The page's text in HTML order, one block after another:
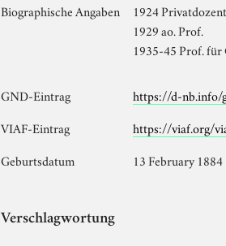
Biographische Angaben
1924 Privatdozent
1929 ao. Prof.
1935-45 Prof.
GND-Eintrag
https://d-nb.info/
VIAF-Eintrag
https://viaf.org/
Geburtsdatum
13 February 1884
Verschlagwortung